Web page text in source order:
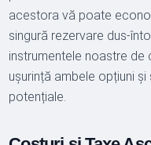
acestora vă poate
singură rezervare dus-
instrumentele noastre
ușurință ambele opțiuni
potențiale.